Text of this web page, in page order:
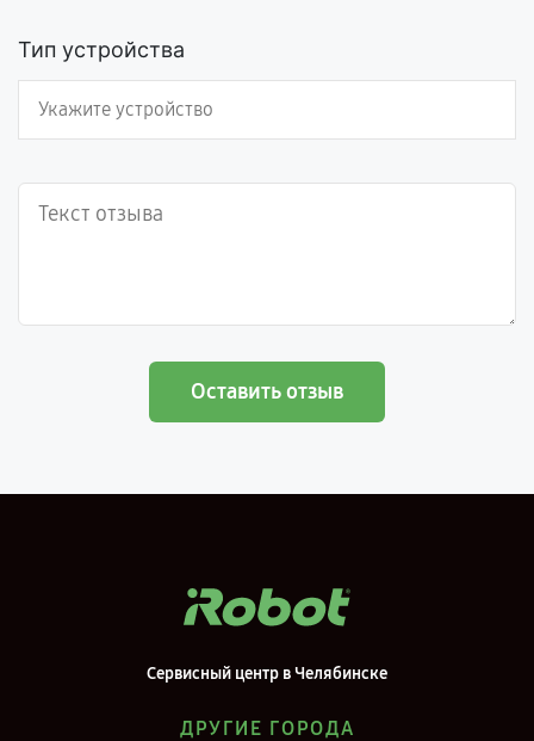
Тип устройства
Оставить отзыв
Сервисный центр в Челябинске
ДРУГИЕ ГОРОДА